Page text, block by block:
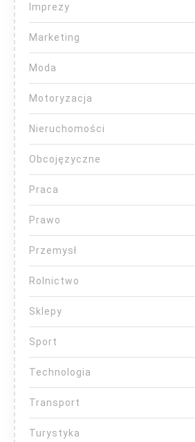
Imprezy
Marketing
Moda
Motoryzacja
Nieruchomości
Obcojęzyczne
Praca
Prawo
Przemysł
Rolnictwo
Sklepy
Sport
Technologia
Transport
Turystyka